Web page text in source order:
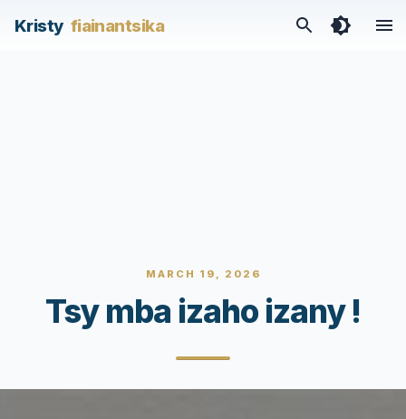
Kristy fiainantsika
MARCH 19, 2026
Tsy mba izaho izany !